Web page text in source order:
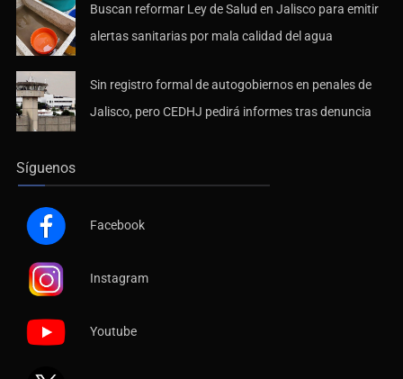
Buscan reformar Ley de Salud en Jalisco para emitir
alertas sanitarias por mala calidad del agua
Sin registro formal de autogobiernos en penales de
Jalisco, pero CEDHJ pedirá informes tras denuncia
Síguenos
Facebook
Instagram
Youtube